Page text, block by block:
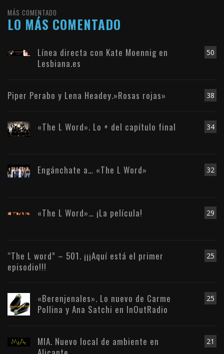
MÁS COMENTADO
LO MÁS COMENTADO
50
Línea directa con Kate Moennig en
Lesbiana.es
38
Piper Perabo y Lena Headey.»Rosas rojas»
34
«The L Word». Lo + del capítulo final
32
Engánchate a… «The L Word»
29
«The L Word»… ¡La película!
25
“The L word” – 501. ¡¡¡Aquí está el primer
episodio!!!
25
«Berenjenales». Lo nuevo de Carme
Pollina y Ana Satchi en InOutRadio
21
MIA. Nuevo local de ambiente en